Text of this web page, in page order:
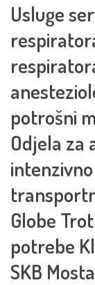
Usluge
potrošni
Odjela za
Globe
potrebe
SKB